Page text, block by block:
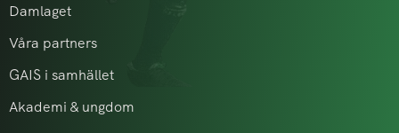
Damlaget
Våra partners
GAIS i samhället
Akademi & ungdom